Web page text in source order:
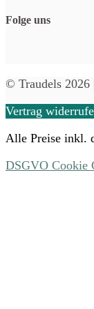
Folge uns
© Traudels 2026
Vertrag
Alle Preise inkl.
DSGVO Cookie